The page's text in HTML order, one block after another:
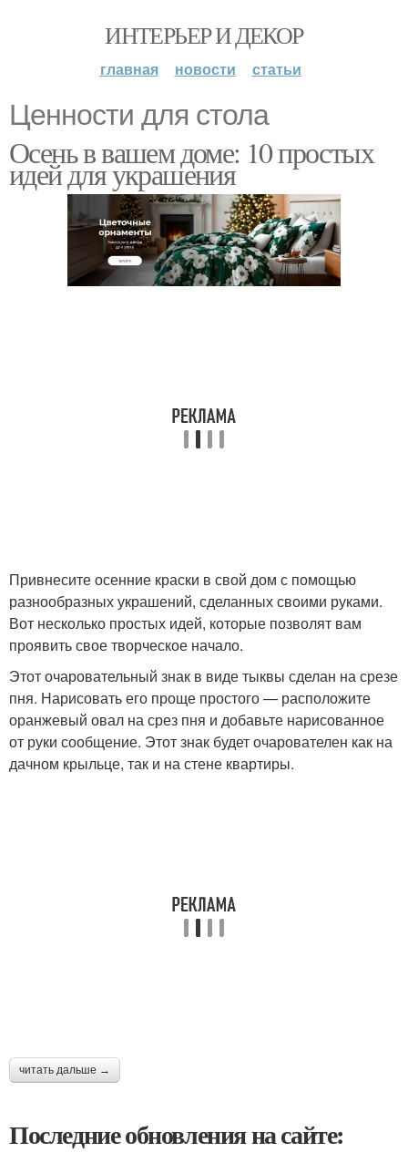
ИНТЕРЬЕР И ДЕКОР
главная новости статьи
Ценности для стола
Осень в вашем доме: 10 простых
идей для украшения
Привнесите осенние краски в свой дом с помощью
разнообразных украшений, сделанных своими руками.
Вот несколько простых идей, которые позволят вам
проявить свое творческое начало.
Этот очаровательный знак в виде тыквы сделан на срезе
пня. Нарисовать его проще простого — расположите
оранжевый овал на срез пня и добавьте нарисованное
от руки сообщение. Этот знак будет очарователен как на
дачном крыльце, так и на стене квартиры.
читать дальше →
Последние обновления на сайте: